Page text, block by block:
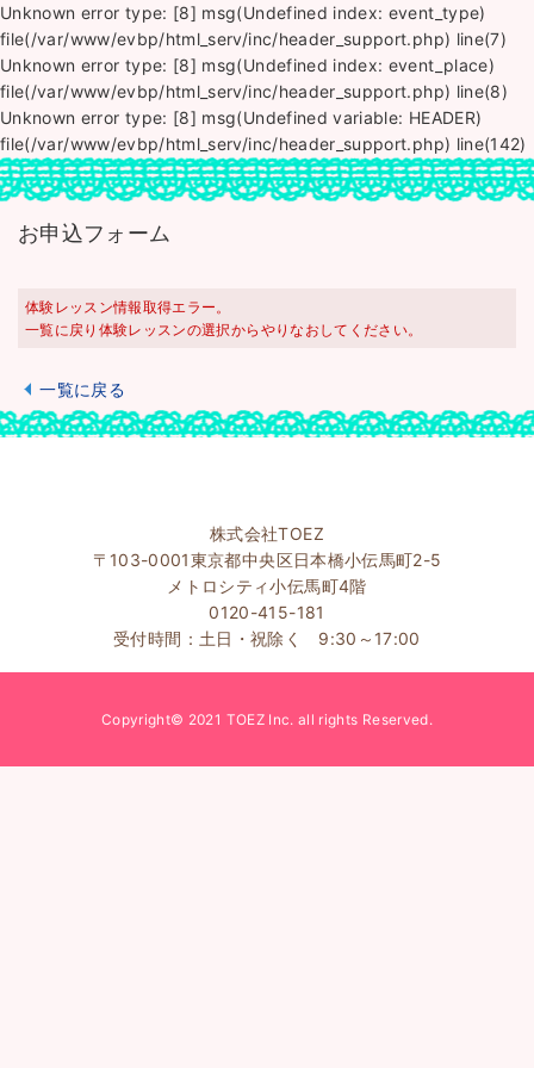
Unknown error type: [8] msg(Undefined index: event_type)
file(/var/www/evbp/html_serv/inc/header_support.php) line(7)
Unknown error type: [8] msg(Undefined index: event_place)
file(/var/www/evbp/html_serv/inc/header_support.php) line(8)
Unknown error type: [8] msg(Undefined variable: HEADER)
file(/var/www/evbp/html_serv/inc/header_support.php) line(142)
お申込フォーム
体験レッスン情報取得エラー。
一覧に戻り体験レッスンの選択からやりなおしてください。
一覧に戻る
株式会社TOEZ
〒103-0001東京都中央区日本橋小伝馬町2-5
メトロシティ小伝馬町4階
0120-415-181
受付時間：土日・祝除く 9:30～17:00
Copyright© 2021 TOEZ Inc. all rights Reserved.